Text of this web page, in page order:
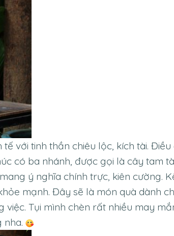
với tinh thần chiêu lộc, kích tài.
có ba nhánh, được gọi là cây tam
ý nghĩa chính trực, kiên cường.
mạnh. Đây sẽ là món quà dành
việc. Tụi mình chèn rất nhiều may
nha.